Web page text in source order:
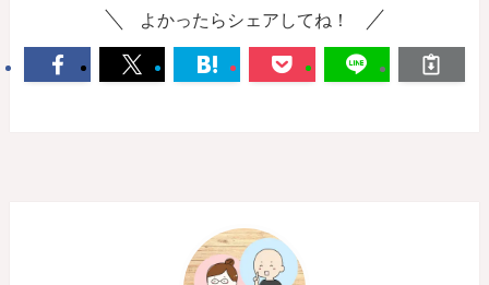
よかったらシェアしてね！